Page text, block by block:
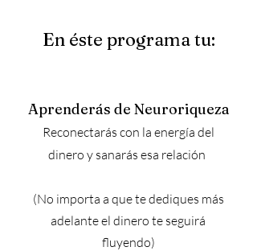
En éste programa tu:
Aprenderás de Neuroriqueza
Reconectarás con la energía del
dinero y sanarás esa relación
(No importa a que te dediques más
adelante el dinero te seguirá
fluyendo)